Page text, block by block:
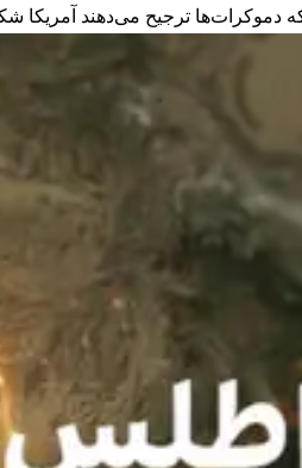
دموکرات‌ها ترجیح می‌دهند آمریکا